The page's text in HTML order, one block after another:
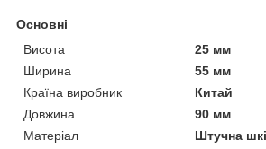
Основні
Висота
25 мм
Ширина
55 мм
Країна виробник
Китай
Довжина
90 мм
Матеріал
Штучна